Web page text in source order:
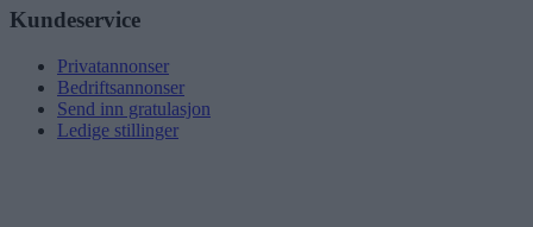
Kundeservice
Privatannonser
Bedriftsannonser
Send inn gratulasjon
Ledige stillinger